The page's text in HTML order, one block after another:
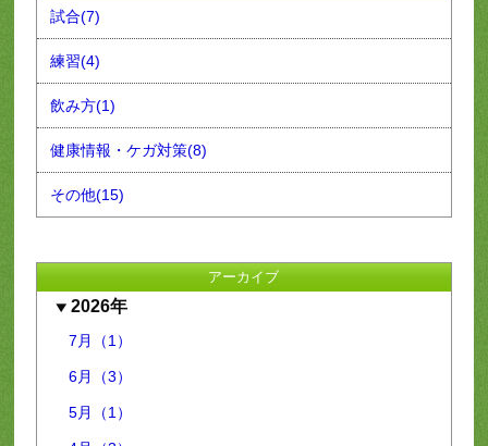
試合(7)
練習(4)
飲み方(1)
健康情報・ケガ対策(8)
その他(15)
アーカイブ
2026年
7月（1）
6月（3）
5月（1）